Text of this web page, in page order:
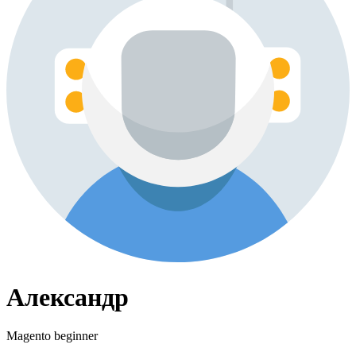
Александр
Magento beginner